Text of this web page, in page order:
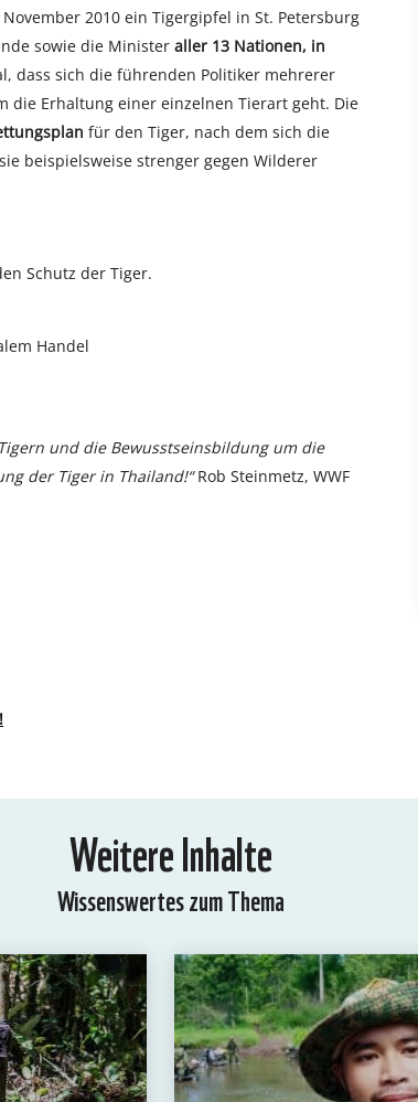
2010 ein Tigergipfel in St. Petersburg
sowie die Minister aller 13 Nationen, in
dass sich die führenden Politiker mehrerer
die Erhaltung einer einzelnen Tierart geht. Die
für den Tiger, nach dem sich die
beispielsweise strenger gegen Wilderer
Schutz der Tiger.
Handel
und die Bewusstseinsbildung um die
der Tiger in Thailand!“Rob Steinmetz, WWF
Weitere Inhalte
Wissenswertes zum Thema